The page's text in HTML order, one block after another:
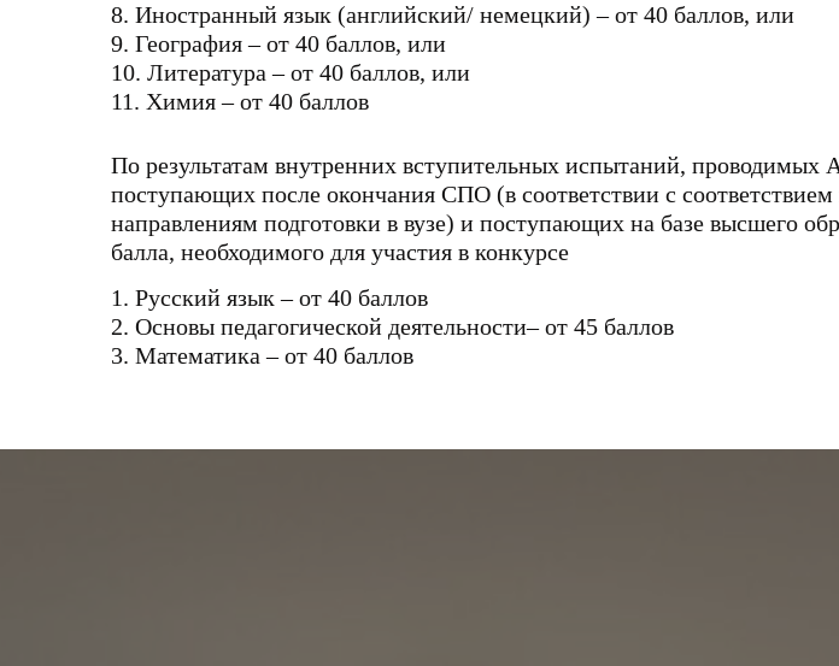
8. Иностранный язык (английский/ немецкий) – от 40 баллов, или
9. География – от 40 баллов, или
10. Литература – от 40 баллов, или
11. Химия – от 40 баллов
По результатам внутренних вступительных испытаний, проводимых
поступающих после окончания СПО (в соответствии с
направлениям подготовки в вузе) и поступающих на базе высшего
балла, необходимого для участия в конкурсе
1. Русский язык – от 40 баллов
2. Основы педагогической деятельности– от 45 баллов
3. Математика – от 40 баллов